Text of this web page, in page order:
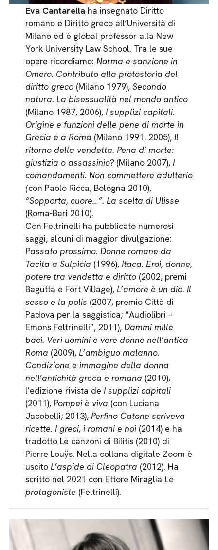
Eva Cantarellaha insegnato Diritto
romano e Diritto greco all’Università di
Milano ed è global professor alla New
York University Law School. Tra le sue
opere ricordiamo: Norma e sanzione in
Omero. Contributo alla protostoria del
diritto greco(Milano 1979), Secondo
natura. La bisessualità nel mondo antico
(Milano 1987, 2006), I supplizi capitali.
Origine e funzioni delle pene di morte in
Grecia e a Roma (Milano 1991, 2005), Il
ritorno della vendetta. Pena di morte:
giustizia o assassinio?(Milano 2007), I
comandamenti. Non commettere adulterio
(con Paolo Ricca; Bologna 2010),
“Sopporta, cuore…”. La scelta di Ulisse
(Roma-Bari 2010).
Con Feltrinelli ha pubblicato numerosi
saggi, alcuni di maggior divulgazione:
Passato prossimo. Donne romane da
Tacita a Sulpicia (1996), Itaca. Eroi, donne,
potere tra vendetta e diritto(2002, premi
Bagutta e Fort Village), L’amore è un dio. Il
sesso e la polis (2007, premio Città di
Padova per la saggistica; “Audiolibri –
Emons Feltrinelli”, 2011), Dammi mille
baci. Veri uomini e vere donne nell’antica
Roma (2009), L’ambiguo malanno.
Condizione e immagine della donna
nell’antichità greca e romana (2010),
l’edizione rivista de I supplizi capitali
(2011), Pompei è viva (con Luciana
Jacobelli; 2013),Perfino Catone scriveva
ricette. I greci, i romani e noi(2014) e ha
tradotto Le canzoni di Bilitis (2010) di
Pierre Louÿs. Nella collana digitale Zoom è
uscito L’aspide di Cleopatra (2012). Ha
scritto nel 2021 con Ettore Miraglia Le
protagoniste (Feltrinelli).